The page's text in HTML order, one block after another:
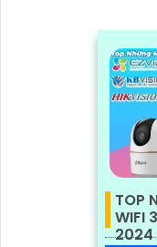
TOP
WIFI
2024